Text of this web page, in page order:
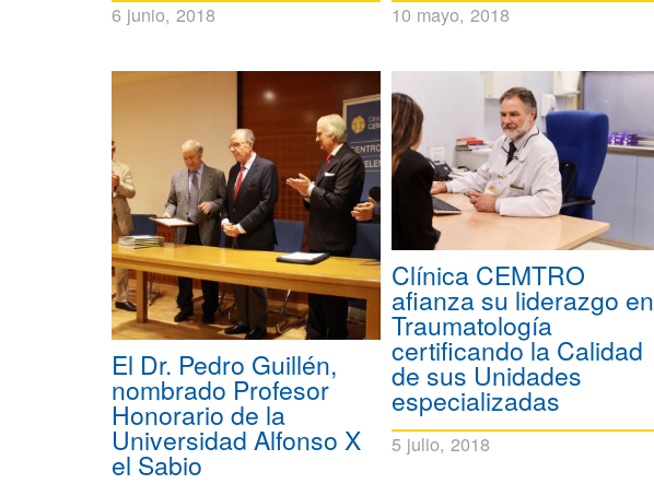
6 junio, 2018 10 mayo, 2018
El Dr. Pedro Guillén,
nombrado Profesor
Honorario de la
Universidad Alfonso X
el Sabio
Clínica CEMTRO
afianza su liderazgo en
Traumatología
certificando la Calidad
de sus Unidades
especializadas
5 julio, 2018